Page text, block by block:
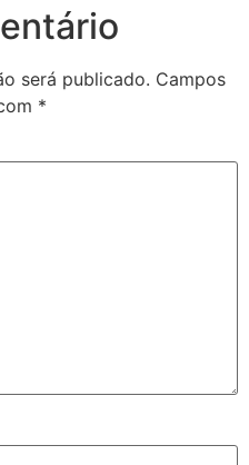
será publicado. Campos
*